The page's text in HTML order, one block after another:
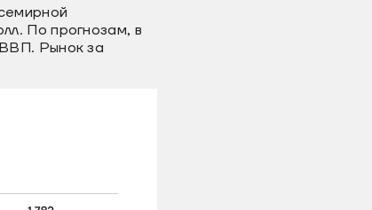
По прогнозам, в
Рынок за